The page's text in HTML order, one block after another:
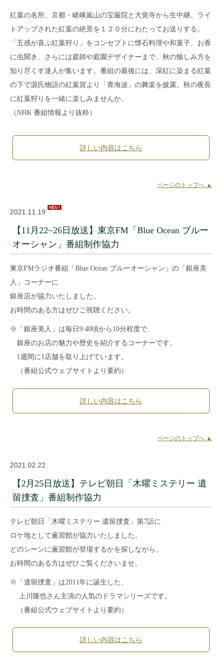
紅葉の名所、京都・嵯峨嵐山の宝厳院と大覚寺から生中継。ライ
トアップされた紅葉の絶景を１２０分にわたってお送りする。
「五感が喜ぶ紅葉狩り」をコンセプトに懐石料理や和菓子、お香
に虫聞き、さらには庭師や庭園デザイナーまで、秋の愉しみ方を
知り尽くす達人が集います。番組の最後には、深紅に染まる紅葉
の下で源氏物語の紅葉賀より「青海波」の舞楽を披露。秋の夜長
に紅葉狩りを一緒に楽しみませんか。
（NHK 番組情報より抜粋）
詳しい内容はこちら
ページのトップへ ▲
2021.11.19
【11月22~26日放送】東京FM「Blue Ocean ブルー
オーシャン」番組制作協力
東京FMラジオ番組「Blue Ocean ブルーオーシャン」の「銀座美
人」コーナーに
銀座店が協力いたしました。
お時間のある方はぜひご視聴ください。
※「銀座美人」は毎日9:40頃から10分程度で、
銀座のお店の魅力や歴史を紹介するコーナーです。
1週間に1店舗を取り上げています。
（番組公式ウェブサイトより要約）
詳しい内容はこちら
ページのトップへ ▲
2021.02.22
【2月25日放送】テレビ朝日「木曜ミステリー 遺
留捜査」番組制作協力
テレビ朝日「木曜ミステリー 遺留捜査」第7話に
ロケ地として薫習館が協力いたしました。
どのシーンに薫習館が登場するかを探しながら、
お時間のある方はぜひご覧くださいませ。
※「遺留捜査」は2011年に誕生した、
上川隆也さん主演の人気のドラマシリーズです。
（番組公式ウェブサイトより要約）
詳しい内容はこちら